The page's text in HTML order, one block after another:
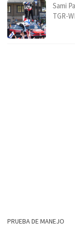
Sami
TGR-
PRUEBA DE MANEJO